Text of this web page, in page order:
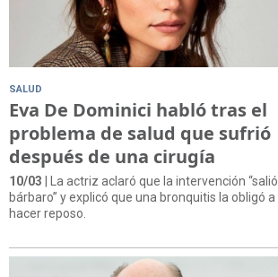
SALUD
Eva De Dominici habló tras el
problema de salud que sufrió
después de una cirugía
10/03 | La actriz aclaró que la intervención “salió
bárbaro” y explicó que una bronquitis la obligó a
hacer reposo.